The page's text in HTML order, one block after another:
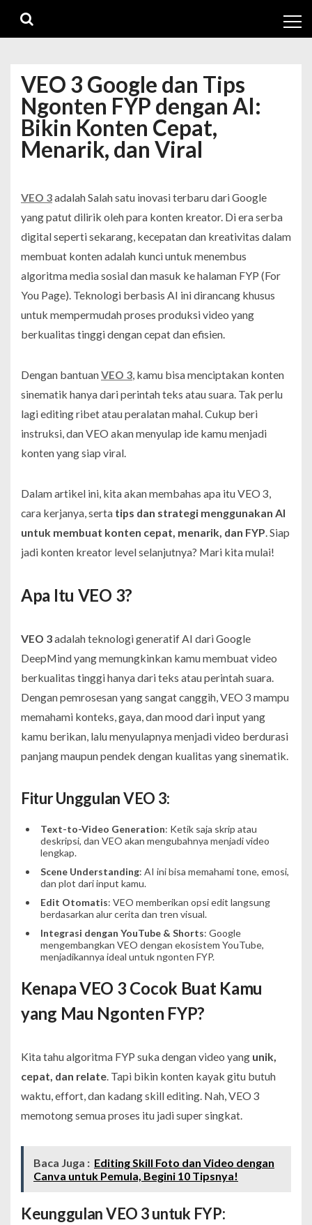
navigation
content
VEO 3 Google dan Tips
Ngonten FYP dengan AI:
Bikin Konten Cepat,
Menarik, dan Viral
VEO 3adalah Salah satu inovasi terbaru dari Google
yang patut dilirik oleh para konten kreator. Di era serba
digital seperti sekarang, kecepatan dan kreativitas dalam
membuat konten adalah kunci untuk menembus
algoritma media sosial dan masuk ke halaman FYP (For
You Page). Teknologi berbasis AI ini dirancang khusus
untuk mempermudah proses produksi video yang
berkualitas tinggi dengan cepat dan efisien.
Dengan bantuanVEO 3, kamu bisa menciptakan konten
sinematik hanya dari perintah teks atau suara. Tak perlu
lagi editing ribet atau peralatan mahal. Cukup beri
instruksi, dan VEO akan menyulap ide kamu menjadi
konten yang siap viral.
Dalam artikel ini, kita akan membahas apa itu VEO 3,
cara kerjanya, serta tips dan strategi menggunakan AI
untuk membuat konten cepat, menarik, dan FYP. Siap
jadi konten kreator level selanjutnya? Mari kita mulai!
Apa Itu VEO 3?
VEO 3adalah teknologi generatif AI dari Google
DeepMind yang memungkinkan kamu membuat video
berkualitas tinggi hanya dari teks atau perintah suara.
Dengan pemrosesan yang sangat canggih, VEO 3 mampu
memahami konteks, gaya, dan mood dari input yang
kamu berikan, lalu menyulapnya menjadi video berdurasi
panjang maupun pendek dengan kualitas yang sinematik.
Fitur Unggulan VEO 3:
Text-to-Video Generation: Ketik saja skrip atau
deskripsi, dan VEO akan mengubahnya menjadi video
lengkap.
Scene Understanding: AI ini bisa memahami tone, emosi,
dan plot dari input kamu.
Edit Otomatis: VEO memberikan opsi edit langsung
berdasarkan alur cerita dan tren visual.
Integrasi dengan YouTube & Shorts: Google
mengembangkan VEO dengan ekosistem YouTube,
menjadikannya ideal untuk ngonten FYP.
Kenapa VEO 3 Cocok Buat Kamu
yang Mau Ngonten FYP?
Kita tahu algoritma FYP suka dengan video yang unik,
cepat, dan relate. Tapi bikin konten kayak gitu butuh
waktu, effort, dan kadang skill editing. Nah, VEO 3
memotong semua proses itu jadi super singkat.
Baca Juga : Editing Skill Foto dan Video dengan
Canva untuk Pemula, Begini 10 Tipsnya!
Keunggulan VEO 3 untuk FYP: